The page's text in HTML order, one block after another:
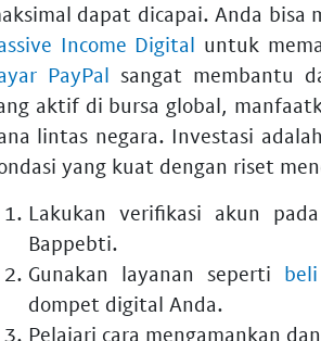
dapat dicapai. Anda bisa
Income Digital untuk
PayPal sangat membantu
aktif di bursa global,
lintas negara. Investasi
yang kuat dengan riset
Lakukan verifikasi akun
Bappebti.
Gunakan layanan seperti
dompet digital Anda.
Pelajari cara mengamankan